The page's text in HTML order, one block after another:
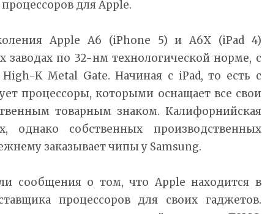
для Apple.
Apple A6 (iPhone 5) и A6X (iPad 4)
заводах по 32-нм технологической норме, с
K Metal Gate. Начиная с iPad, то есть с
процессоры, которыми оснащает все свои
товарным знаком. Калифорнийская
однако собственных производственных
заказывает чипы у Samsung.
сообщения о том, что Apple находится в
процессоров для своих гаджетов.